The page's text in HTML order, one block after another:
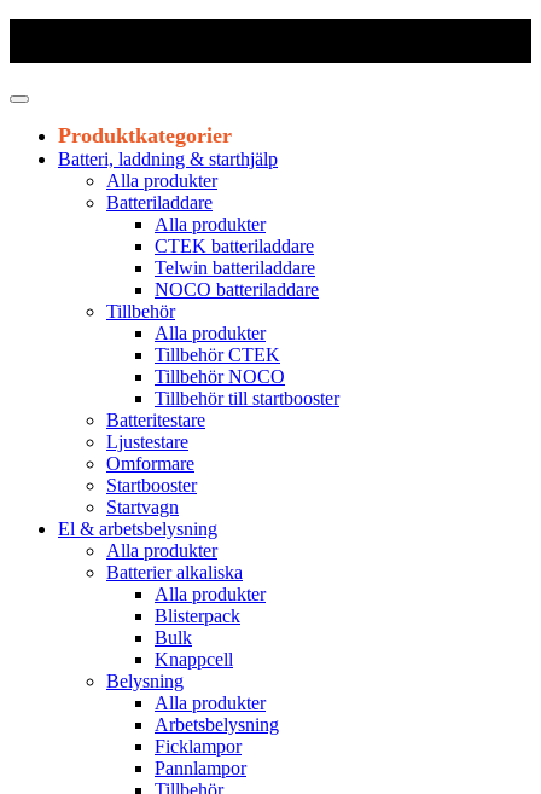
Produktkategorier
Batteri, laddning & starthjälp
Alla produkter
Batteriladdare
Alla produkter
CTEK batteriladdare
Telwin batteriladdare
NOCO batteriladdare
Tillbehör
Alla produkter
Tillbehör CTEK
Tillbehör NOCO
Tillbehör till startbooster
Batteritestare
Ljustestare
Omformare
Startbooster
Startvagn
El & arbetsbelysning
Alla produkter
Batterier alkaliska
Alla produkter
Blisterpack
Bulk
Knappcell
Belysning
Alla produkter
Arbetsbelysning
Ficklampor
Pannlampor
Tillbehör